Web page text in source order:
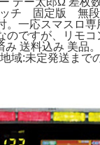
ッチ 固定版 無段
一応スマスロ専
のですが、リモ
送料込み 美品
域:未定発送まで